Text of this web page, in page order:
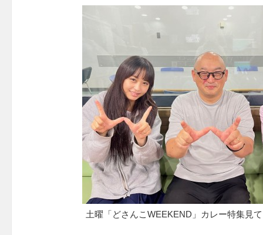
土曜「どさんこWEEKEND」カレー特集見